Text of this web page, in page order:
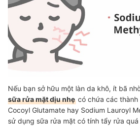
Nếu bạn sở hữu một làn da khô, ít bã
sữa rửa mặt dịu nhẹ có chứa các thành
Cocoyl Glutamate hay Sodium Lauroyl
sử dụng sữa rửa mặt có tính tẩy rửa